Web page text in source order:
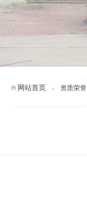
网站首页 资质荣誉